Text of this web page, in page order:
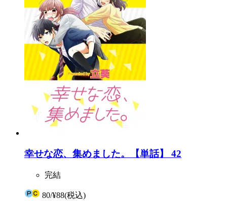
幸せな恋、集めました。【単話】 42
完結
80/¥88(税込)